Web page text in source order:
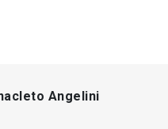
Angelini